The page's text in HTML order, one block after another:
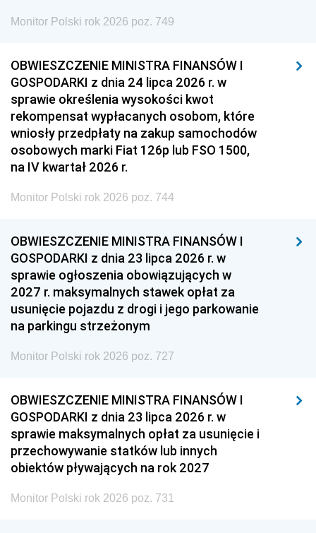
Monitor Polski rok 2026 poz. 749
OBWIESZCZENIE MINISTRA FINANSÓW I
GOSPODARKI z dnia 24 lipca 2026 r. w
sprawie określenia wysokości kwot
rekompensat wypłacanych osobom, które
wniosły przedpłaty na zakup samochodów
osobowych marki Fiat 126p lub FSO 1500,
na IV kwartał 2026 r.
Monitor Polski rok 2026 poz. 744
OBWIESZCZENIE MINISTRA FINANSÓW I
GOSPODARKI z dnia 23 lipca 2026 r. w
sprawie ogłoszenia obowiązujących w
2027 r. maksymalnych stawek opłat za
usunięcie pojazdu z drogi i jego parkowanie
na parkingu strzeżonym
Monitor Polski rok 2026 poz. 727
OBWIESZCZENIE MINISTRA FINANSÓW I
GOSPODARKI z dnia 23 lipca 2026 r. w
sprawie maksymalnych opłat za usunięcie i
przechowywanie statków lub innych
obiektów pływających na rok 2027
Monitor Polski rok 2026 poz. 731